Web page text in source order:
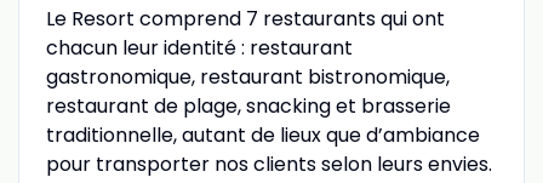
Le Resort comprend 7 restaurants qui ont
chacun leur identité : restaurant
gastronomique, restaurant bistronomique,
restaurant de plage, snacking et brasserie
traditionnelle, autant de lieux que d’ambiance
pour transporter nos clients selon leurs envies.